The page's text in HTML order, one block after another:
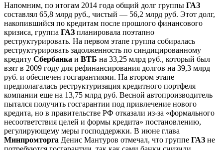
Напомним, по итогам 2014 года общий долг группы ГАЗ
составлял 65,8 млрд руб., чистый — 56,2 млрд руб. Этот долг,
накопившийся по кредитам после прошлого финансового
кризиса, группа ГАЗ планировала поэтапно
реструктурировать. На первом этапе группа собиралась
реструктурировать задолженность по синдицированному
кредиту Сбербанка и ВТБ на 33,25 млрд руб., который был
взят в 2009 году для рефинансирования долгов на 39,3 млрд
руб. и обеспечен госгарантиями. На втором этапе
предполагалась реструктуризация кредитного портфеля
компании еще на 13,75 млрд руб. Весной автопроизводитель
пытался получить госгарантии под привлечение нового
кредита, но в правительстве РФ отказали из-за «формального
несоответствия целей и формы кредита» постановлению,
регулирующему меры господдержки. В июне глава
Минпромторга Денис Мантуров отмечал, что группе ГАЗ не